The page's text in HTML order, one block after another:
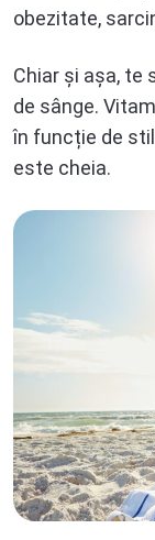
obezitate,
Chiar și așa, te
de sânge.
în funcție de
este cheia.